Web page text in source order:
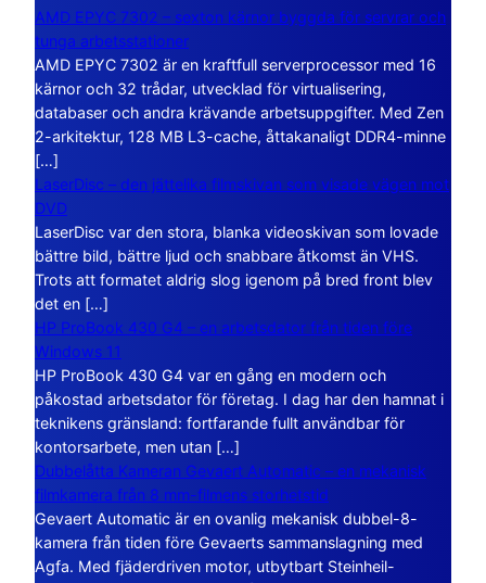
AMD EPYC 7302 – sexton kärnor byggda för servrar och
tunga arbetsstationer
AMD EPYC 7302 är en kraftfull serverprocessor med 16
kärnor och 32 trådar, utvecklad för virtualisering,
databaser och andra krävande arbetsuppgifter. Med Zen
2-arkitektur, 128 MB L3-cache, åttakanaligt DDR4-minne
[…]
LaserDisc – den jättelika filmskivan som visade vägen mot
DVD
LaserDisc var den stora, blanka videoskivan som lovade
bättre bild, bättre ljud och snabbare åtkomst än VHS.
Trots att formatet aldrig slog igenom på bred front blev
det en […]
HP ProBook 430 G4 – en arbetsdator från tiden före
Windows 11
HP ProBook 430 G4 var en gång en modern och
påkostad arbetsdator för företag. I dag har den hamnat i
teknikens gränsland: fortfarande fullt användbar för
kontorsarbete, men utan […]
Dubbelåtta Kameran Gevaert Automatic – en mekanisk
filmkamera från 8 mm-filmens storhetstid
Gevaert Automatic är en ovanlig mekanisk dubbel-8-
kamera från tiden före Gevaerts sammanslagning med
Agfa. Med fjäderdriven motor, utbytbart Steinheil-